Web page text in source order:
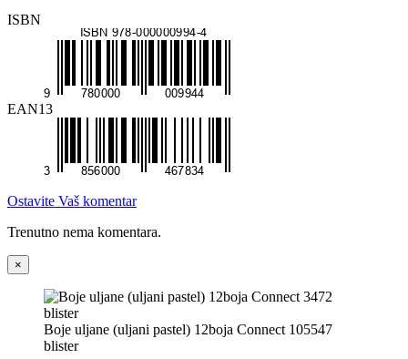
ISBN
EAN13
Ostavite Vaš komentar
Trenutno nema komentara.
×
Boje uljane (uljani pastel) 12boja Connect 105547
blister